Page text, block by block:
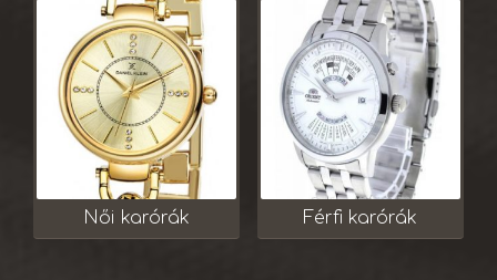
Női karórák Férfi karórák